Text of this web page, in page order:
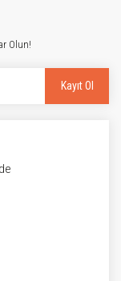
Olun!
Kayıt Ol